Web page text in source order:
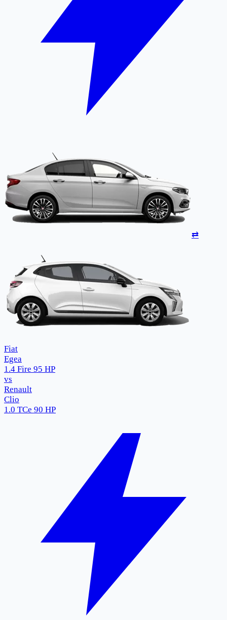
⇄
Fiat
Egea
1.4 Fire 95 HP
vs
Renault
Clio
1.0 TCe 90 HP